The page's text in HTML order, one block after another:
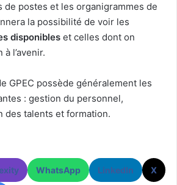
de postes et les organigrammes de
la possibilité de voir les
disponibles et celles dont on
l’avenir.
GPEC possède généralement les
: gestion du personnel,
des talents et formation.
WhatsApp LinkedIn X